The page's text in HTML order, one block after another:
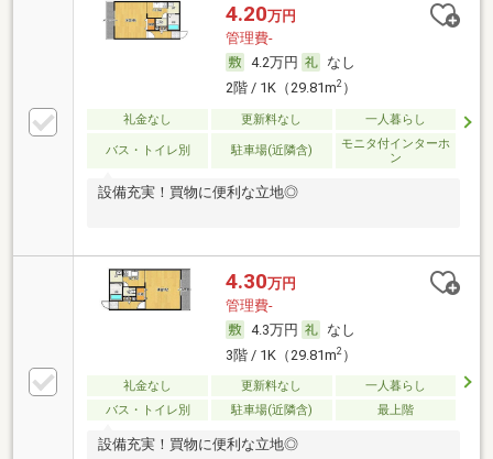
4.20万円
管理費-
4.2万円
なし
2階 / 1K（29.81m2）
礼金なし 更新料なし 一人暮らし
バス・トイレ別 駐車場(近隣含)
モニタ付インターホ
ン
設備充実！買物に便利な立地◎
4.30万円
管理費-
4.3万円
なし
3階 / 1K（29.81m2）
礼金なし 更新料なし
一人暮らし
バス・トイレ別
駐車場(近隣含) 最上階
設備充実！買物に便利な立地◎